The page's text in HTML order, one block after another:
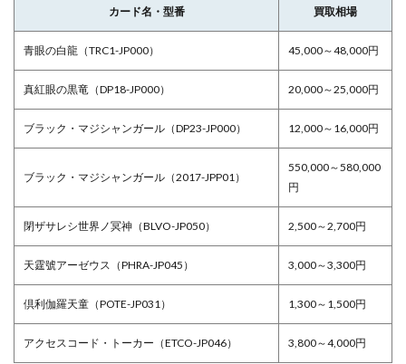
カード名・型番 買取相場
青眼の白龍（TRC1-JP000） 45,000～48,000円
真紅眼の黒竜（DP18-JP000） 20,000～25,000円
ブラック・マジシャンガール（DP23-JP000） 12,000～16,000円
ブラック・マジシャンガール（2017-JPP01）
550,000～580,000
円
閉ザサレシ世界ノ冥神（BLVO-JP050） 2,500～2,700円
天霆號アーゼウス（PHRA-JP045） 3,000～3,300円
倶利伽羅天童（POTE-JP031） 1,300～1,500円
アクセスコード・トーカー（ETCO-JP046） 3,800～4,000円